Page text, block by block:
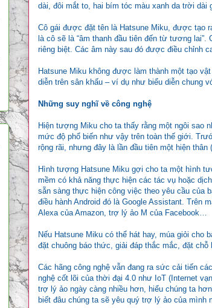
dài, đôi mắt to, hai bím tóc màu xanh da trời dài
Cô gái được đặt tên là Hatsune Miku, được tạo
là cô sẽ là “âm thanh đầu tiên đến từ tương
riêng biệt. Các âm này sau đó được điều chỉnh
Hatsune Miku không được làm thành một tạo
diễn trên sân khấu – ví dụ như biểu diễn chung
Những suy nghĩ về công nghệ
Hiện tượng Miku cho ta thấy rằng một ngôi sao
mức độ phổ biến như vậy trên toàn thế giới.
rộng rãi, nhưng đây là lần đầu tiên một hiện
Hình tượng Hatsune Miku gợi cho ta một hình
mềm có khả năng thực hiện các tác vụ hoặc
sẵn sàng thực hiện công việc theo yêu cầu của
điều hành Android đó là Google Assistant. Trên
Alexa của Amazon, trợ lý ảo M của Facebook…
Nếu Hatsune Miku có thể hát hay, múa giỏi cho
đặt chuông báo thức, giải đáp thắc mắc, đặt
Các hãng công nghệ vẫn đang ra sức cải tiến
nghệ cốt lõi của thời đại 4.0 như IoT (Internet
trợ lý ảo ngày càng nhiều hơn, hiểu chúng ta
biết đâu chúng ta sẽ yêu quý trợ lý ảo của